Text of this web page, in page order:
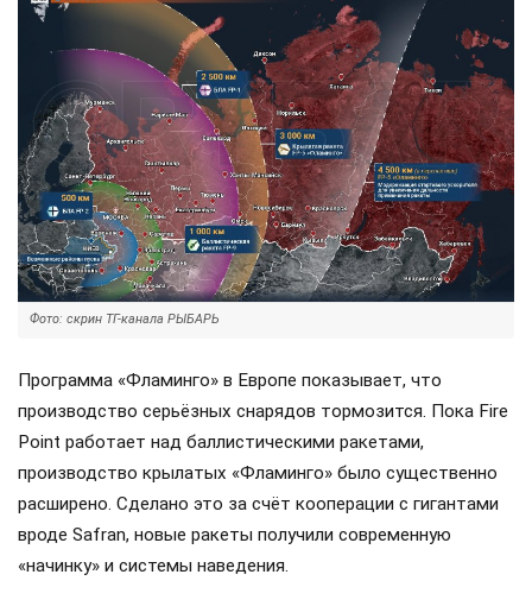
Фото: скрин ТГ-канала РЫБАРЬ
Программа «Фламинго» в Европе показывает, что
производство серьёзных снарядов тормозится. Пока Fire
Point работает над баллистическими ракетами,
производство крылатых «Фламинго» было существенно
расширено. Сделано это за счёт кооперации с гигантами
вроде Safran, новые ракеты получили современную
«начинку» и системы наведения.